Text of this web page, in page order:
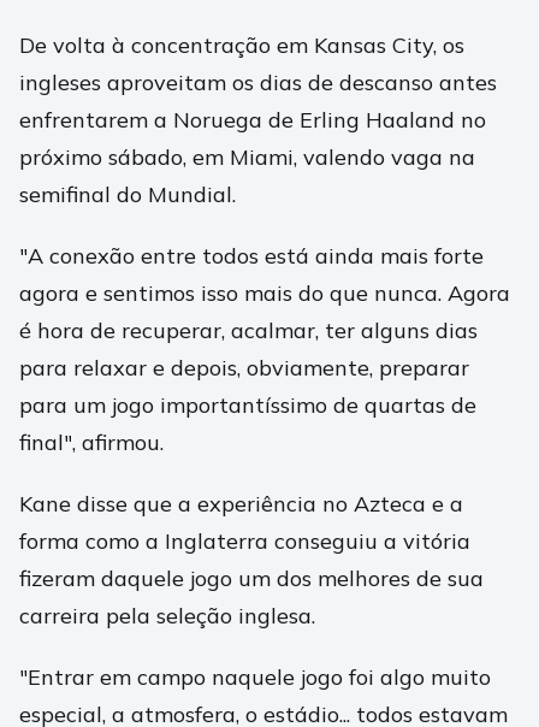
De volta à concentração em Kansas City, os
ingleses aproveitam os dias de descanso antes
enfrentarem a Noruega de Erling Haaland no
próximo sábado, em Miami, valendo vaga na
semifinal do Mundial.
"A conexão entre todos está ainda mais forte
agora e sentimos isso mais do que nunca. Agora
é hora de recuperar, acalmar, ter alguns dias
para relaxar e depois, obviamente, preparar
para um jogo importantíssimo de quartas de
final", afirmou.
Kane disse que a experiência no Azteca e a
forma como a Inglaterra conseguiu a vitória
fizeram daquele jogo um dos melhores de sua
carreira pela seleção inglesa.
"Entrar em campo naquele jogo foi algo muito
especial, a atmosfera, o estádio... todos estavam